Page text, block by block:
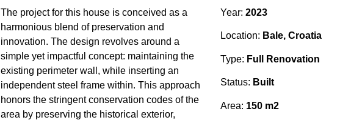
The project for this house is conceived as a
harmonious blend of preservation and
innovation. The design revolves around a
simple yet impactful concept: maintaining the
existing perimeter wall, while inserting an
independent steel frame within. This approach
honors the stringent conservation codes of the
area by preserving the historical exterior,
Year: 2023
Location: Bale, Croatia
Type: Full Renovation
Status: Built
Area: 150 m2